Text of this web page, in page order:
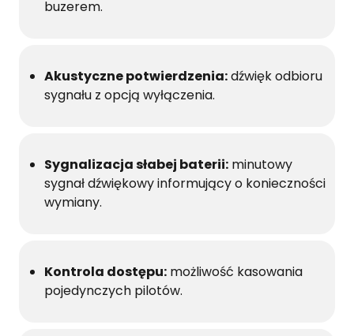
buzerem.
Akustyczne potwierdzenia:dźwięk odbioru
sygnału z opcją wyłączenia.
Sygnalizacja słabej baterii: minutowy
sygnał dźwiękowy informujący o konieczności
wymiany.
Kontrola dostępu: możliwość kasowania
pojedynczych pilotów.